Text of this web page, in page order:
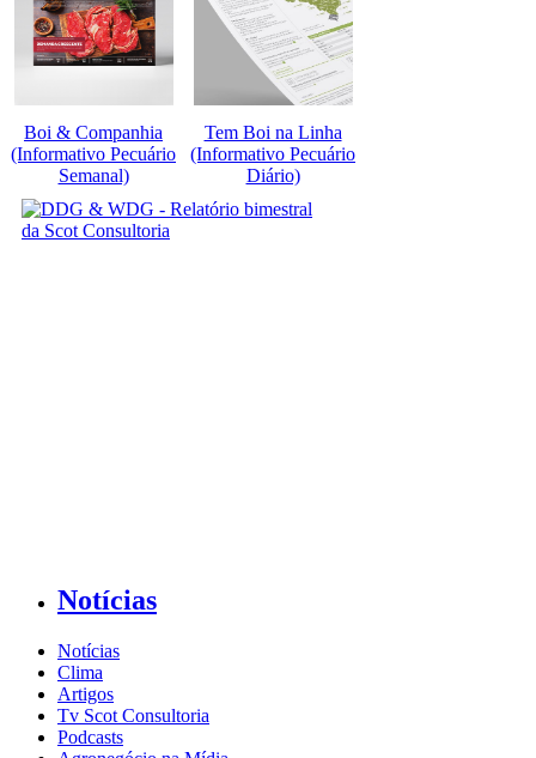
Boi & Companhia
(Informativo Pecuário
Semanal)
Tem Boi na Linha
(Informativo Pecuário
Diário)
Notícias
Notícias
Clima
Artigos
Tv Scot Consultoria
Podcasts